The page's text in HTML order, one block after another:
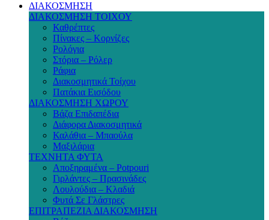
ΔΙΑΚΟΣΜΗΣΗ
ΔΙΑΚΟΣΜΗΣΗ ΤΟΙΧΟΥ
Καθρέπτες
Πίνακες – Κορνίζες
Ρολόγια
Στόρια – Ρόλερ
Ράφια
Διακοσμητικά Τοίχου
Πατάκια Εισόδου
ΔΙΑΚΟΣΜΗΣΗ ΧΩΡΟΥ
Βάζα Επιδαπέδια
Διάφορα Διακοσμητικά
Καλάθια – Μπαούλα
Μαξιλάρια
ΤΕΧΝΗΤΑ ΦΥΤΑ
Αποξηραμένα – Potpouri
Γιρλάντες – Πρασινάδες
Λουλούδια – Κλαδιά
Φυτά Σε Γλάστρες
ΕΠΙΤΡΑΠΕΖΙΑ ΔΙΑΚΟΣΜΗΣΗ